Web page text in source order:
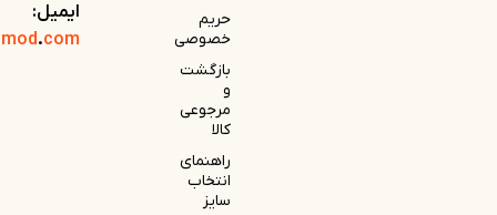
حریم
خصوصی
بازگشت
و
مرجوعی
کالا
راهنمای
انتخاب
سایز
ایمیل:
.com